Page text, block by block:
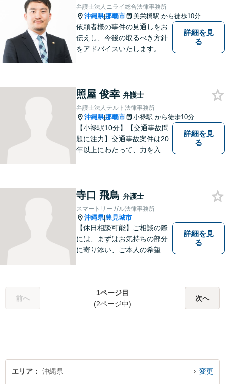
弁護士法人ニライ総合法律事務所
沖縄県|那覇市 美栄橋駅 から徒歩10分
依頼者様の事件の見通しをお
伝えし、今後の取るべき方針
をアドバイスいたします。徹
詳細を見
る
照屋 俊幸 弁護士
弁護士法人テルト法律事務所
沖縄県|那覇市 小禄駅 から徒歩10分
【小禄駅10分】【交通事故問
題に注力】交通事故案件は20
年以上にわたって、力を入れ
はぜひ、当事務所にご相談く
ださい。【企業法務対応可
能】
詳細を見
る
寺口 飛鳥 弁護士
スマートリーガル法律事務所
沖縄県|豊見城市
【休日相談可能】ご相談の際
には、まずはお気持ちの部分
に寄り添い、ご本人の希望を
戻してもらうこと、そして人
生の前向きなリスタートを目
詳細を見
る
前へ
1ページ目
(2ページ中)
次へ
エリア 沖縄県 変更